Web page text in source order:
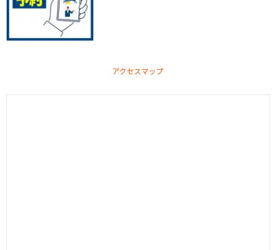
アクセスマップ